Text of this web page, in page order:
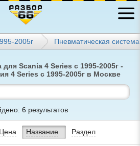
2005г Пневматическая система
Scania 4 Series с 1995-2005г -
4 Series с 1995-2005г в Москве
6 результатов
Цена Название Раздел